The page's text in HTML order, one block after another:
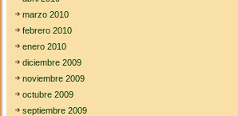
marzo 2010
febrero 2010
enero 2010
diciembre 2009
noviembre 2009
octubre 2009
septiembre 2009